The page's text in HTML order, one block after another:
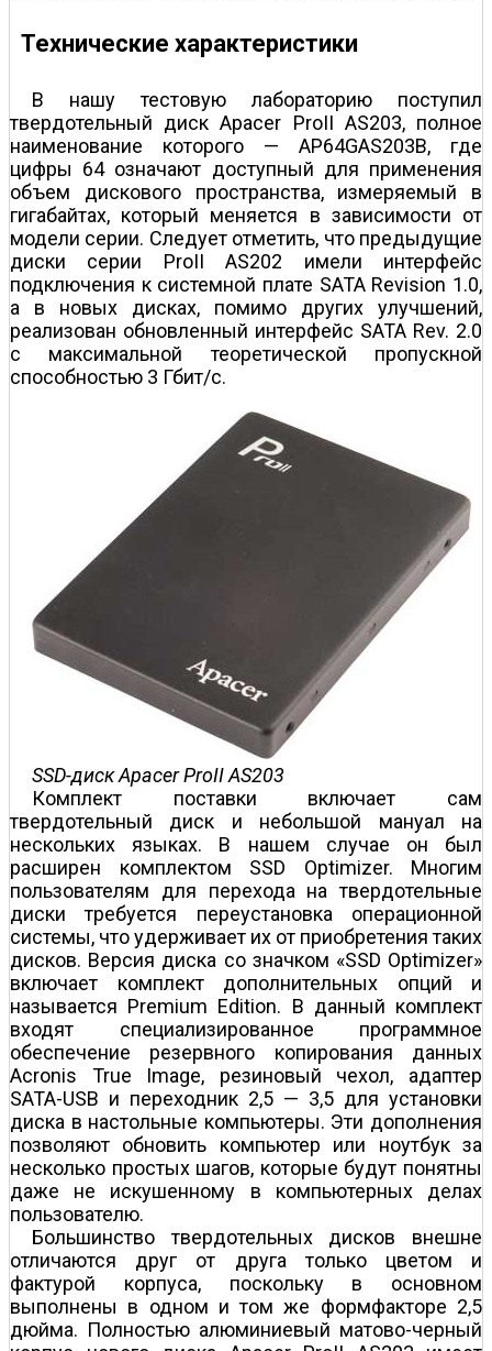
Технические характеристики
В нашу тестовую лабораторию поступил
твердотельный диск Apacer ProII AS203, полное
наименование которого — AP64GAS203B, где
цифры 64 означают доступный для применения
объем дискового пространства, измеряемый в
гигабайтах, который меняется в зависимости от
модели серии. Следует отметить, что предыдущие
диски серии ProII AS202 имели интерфейс
подключения к системной плате SATA Revision 1.0,
а в новых дисках, помимо других улучшений,
реализован обновленный интерфейс SATA Rev. 2.0
с максимальной теоретической пропускной
способностью 3 Гбит/с.
SSD-диск Apacer ProII AS203
Комплект поставки включает сам
твердотельный диск и небольшой мануал на
нескольких языках. В нашем случае он был
расширен комплектом SSD Optimizer. Многим
пользователям для перехода на твердотельные
диски требуется переустановка операционной
системы, что удерживает их от приобретения таких
дисков. Версия диска со значком «SSD Optimizer»
включает комплект дополнительных опций и
называется Premium Edition. В данный комплект
входят специализированное программное
обеспечение резервного копирования данных
Acronis True Image, резиновый чехол, адаптер
SATA-USB и переходник 2,5 — 3,5 для установки
диска в настольные компьютеры. Эти дополнения
позволяют обновить компьютер или ноутбук за
несколько простых шагов, которые будут понятны
даже не искушенному в компьютерных делах
пользователю.
Большинство твердотельных дисков внешне
отличаются друг от друга только цветом и
фактурой корпуса, поскольку в основном
выполнены в одном и том же формфакторе 2,5
дюйма. Полностью алюминиевый матово-черный